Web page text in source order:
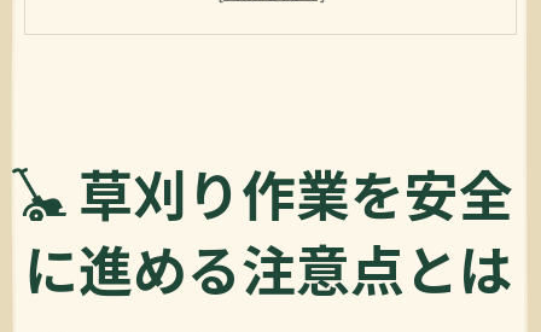
危険予知で防ぐ草刈り時のトラブル対策
草刈り中に注意すべき周囲の安全確認
草刈りヒヤリハット事例とその回避策
草刈り作業を安全
に進める注意点とは